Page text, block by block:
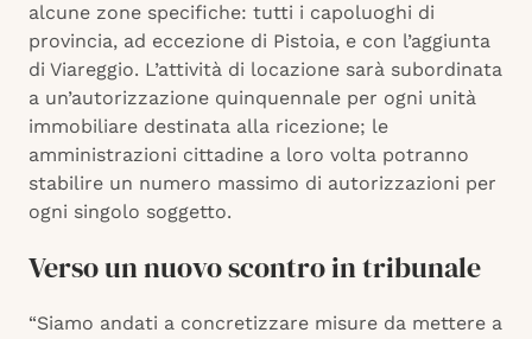
alcune zone specifiche: tutti i capoluoghi di
provincia, ad eccezione di Pistoia, e con l’aggiunta
di Viareggio. L’attività di locazione sarà subordinata
a un’autorizzazione quinquennale per ogni unità
immobiliare destinata alla ricezione; le
amministrazioni cittadine a loro volta potranno
stabilire un numero massimo di autorizzazioni per
ogni singolo soggetto.
Verso un nuovo scontro in tribunale
“Siamo andati a concretizzare misure da mettere a